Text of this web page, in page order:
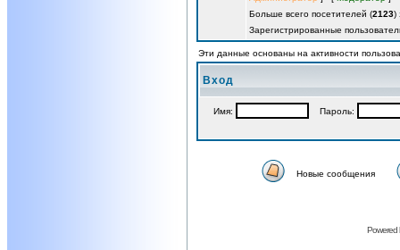
Больше всего посетителей (2123)
Зарегистрированные
Эти данные основаны на активности
Вход
Имя: Пароль:
Новые сообщения
Powered